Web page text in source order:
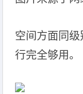
空间方面同
行完全够用。